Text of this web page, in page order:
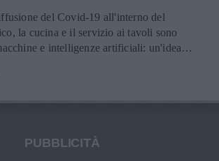
del Covid-19 all'interno del
la cucina e il servizio ai tavoli sono
e intelligenze artificiali: un'idea
PUBBLICITÀ